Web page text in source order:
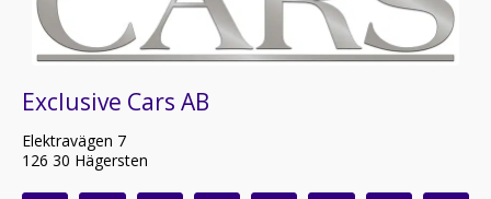
Exclusive Cars AB
Elektravägen 7
126 30 Hägersten